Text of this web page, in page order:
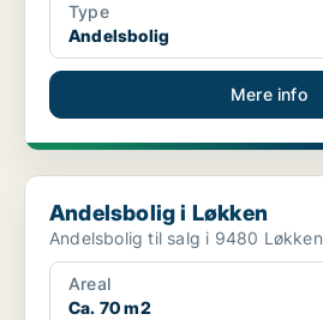
Type
Andelsbolig
Mere info
Andelsbolig i Løkken
Andelsbolig i Løkken
Andelsbolig til salg i 9480 Løkken
Areal
Ca. 70 m2